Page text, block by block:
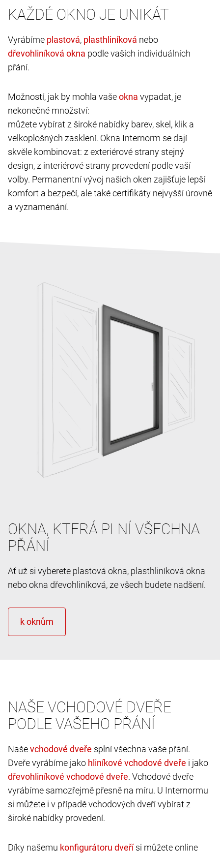
KAŽDÉ OKNO JE UNIKÁT
Vyrábíme ,
nebo
podle vašich individuálních
přání.
Možností, jak by mohla vaše
vypadat, je
nekonečné množství:
můžete vybírat z široké nabídky barev, skel, klik a
velkoplošných zasklení. Okna Internorm se dají
skvěle kombinovat: z exteriérové strany stejný
design, z interiérové strany provedení podle vaší
volby. Permanentní vývoj našich oken zajišťuje lepší
komfort a bezpečí, ale také certifikáty nejvyšší úrovně
a vyznamenání.
OKNA, KTERÁ PLNÍ VŠECHNA
PŘÁNÍ
Ať už si vyberete plastová okna, plasthliníková okna
nebo okna dřevohliníková, ze všech budete nadšení.
NAŠE VCHODOVÉ DVEŘE
PODLE VAŠEHO PŘÁNÍ
Naše
splní všechna vaše přání.
Dveře vyrábíme jako
i jako
. Vchodové dveře
vyrábíme samozřejmě přesně na míru. U Internormu
si můžete i v případě vchodových dveří vybírat z
široké nabídky provedení.
Díky našemu
si můžete online